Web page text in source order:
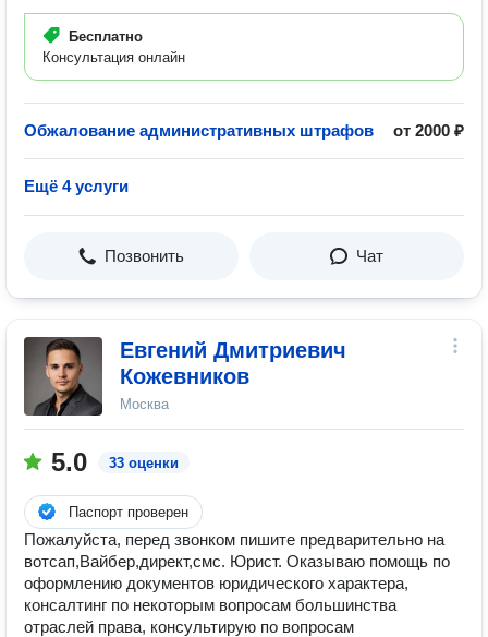
Бесплатно
Консультация онлайн
Обжалование административных штрафов от 2000 ₽
Ещё 4 услуги
Позвонить Чат
Евгений Дмитриевич
Кожевников
Москва
5.0 33 оценки
Паспорт проверен
Пожалуйста, перед звонком пишите предварительно на
вотсап,Вайбер,директ,смс. Юрист. Оказываю помощь по
оформлению документов юридического характера,
консалтинг по некоторым вопросам большинства
отраслей права, консультирую по вопросам